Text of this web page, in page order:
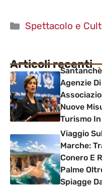
Categorie
Spettacolo e
Articoli recenti
Agenzie
Nuove
Turismo
Viaggio
Marche:
Conero E
Palme
Spiagge